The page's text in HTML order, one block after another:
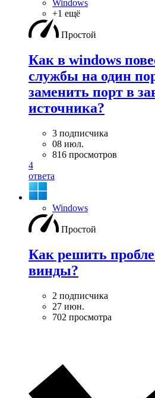
Windows
+1 ещё
Простой
Как в windows
службы на один
заменить порт в
источника?
3 подписчика
08 июл.
816 просмотров
4
ответа
Windows
Простой
Как решить
винды?
2 подписчика
27 июн.
702 просмотра